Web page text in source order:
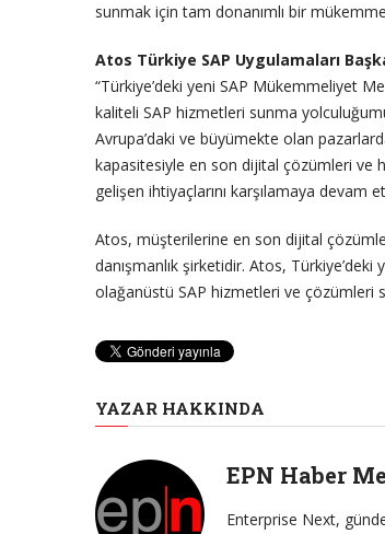
sunmak için tam donanımlı bir
Atos Türkiye SAP Uygulamaları
“Türkiye’deki yeni SAP Mükemmeliyet
kaliteli SAP hizmetleri sunma
Avrupa’daki ve büyümekte olan
kapasitesiyle en son dijital çözümleri ve
gelişen ihtiyaçlarını karşılamaya devam
Atos, müşterilerine en son dijital
danışmanlık şirketidir. Atos,
olağanüstü SAP hizmetleri ve çözümleri
YAZAR HAKKINDA
EPN Haber
Enterprise Next,